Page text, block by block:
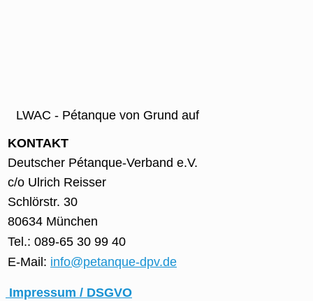
LWAC - Pétanque von Grund auf
KONTAKT
Deutscher Pétanque-Verband e.V.
c/o Ulrich Reisser
Schlörstr. 30
80634 München
Tel.: 089-65 30 99 40
E-Mail: info@petanque-dpv.de
Impressum / DSGVO